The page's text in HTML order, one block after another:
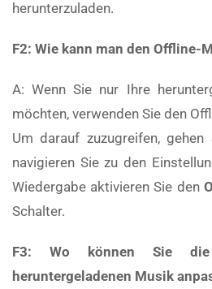
herunterzuladen.
F2: Wie kann man den Offline-
A: Wenn Sie nur Ihre
möchten, verwenden Sie den
Um darauf zuzugreifen,
navigieren Sie zu den
Wiedergabe aktivieren Sie den
Schalter.
F3: Wo können Sie die
heruntergeladenen Musik